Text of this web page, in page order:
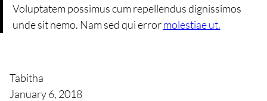
Voluptatem possimus cum repellendus dignissimos
unde sit nemo. Nam sed qui errormolestiae ut.
Tabitha
January 6, 2018